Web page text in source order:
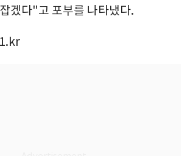
겠다"고 포부를 나타냈다.